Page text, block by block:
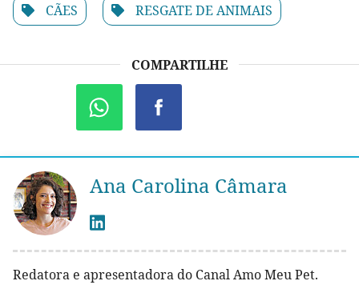
CÃES RESGATE DE ANIMAIS
COMPARTILHE
Ana Carolina Câmara
Redatora e apresentadora do Canal Amo Meu Pet.